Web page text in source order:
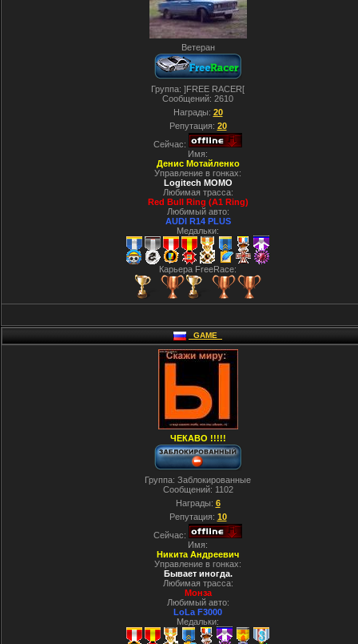
Ветеран
Группа: ]FREE RACER[
Сообщений: 2610
Награды: 20
Репутация: 20
Сейчас:
Имя:
Денис Мотайленко
Управление в гонках:
Logitech MOMO
Любимая трасса:
Red Bull Ring (A1 Ring)
Любимый авто:
AUDI R14 PLUS
Медальки:
Карьера FreeRace:
_GAME_
ЧЕКАВО !!!!!
Группа: Заблокированные
Сообщений: 1102
Награды: 6
Репутация: 10
Сейчас:
Имя:
Никита Андреевич
Управление в гонках:
Бывает иногда.
Любимая трасса:
Монза
Любимый авто:
LoLa F3000
Медальки: